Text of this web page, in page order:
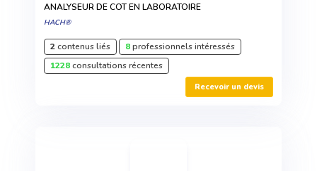
ANALYSEUR DE COT EN LABORATOIRE
HACH®
2contenus liés 8professionnels intéressés
1228consultations récentes
Recevoir un devis